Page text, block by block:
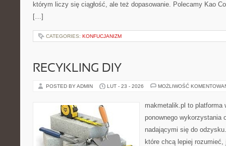
którym liczy się ciągłość, ale też dopasowanie. Polecamy Kao
[…]
CATEGORIES: KONFUCJANIZM
RECYKLING DIY
POSTED BY ADMIN LUT - 23 - 2026 MOŻLIWOŚĆ
makmetalik.pl to platforma
ponownego wykorzystania
nadającymi się do
które chcą lepiej